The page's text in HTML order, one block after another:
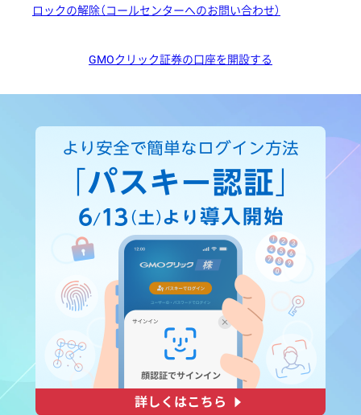
ロックの解除（コールセンターへのお問い合わせ）
GMOクリック証券の口座を開設する